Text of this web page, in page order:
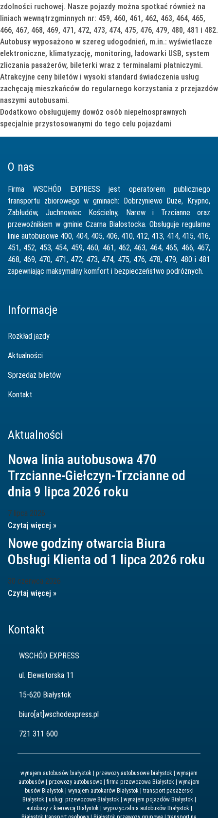
zdolności ruchowej. Nasze pojazdy można spotkać również na
liniach wewnątrzgminnych nr: 459, 460, 461, 462, 463, 464, 465,
466, 467, 468, 469, 471, 472, 473, 474, 475, 476, 479, 480, 481 i 482.
Autobusy wyposażono w szereg udogodnień, m.in.: wyświetlacze
elektroniczne, klimatyzację, monitoring, ładowarki USB, system
zliczania pasażerów, bileterki wraz z terminalami płatniczymi.
Atrakcyjne ceny biletów i wysoki standard świadczenia usług
zachęcają mieszkańców do regularnego korzystania z przejazdów
naszymi autobusami.
Dodatkowo obsługujemy dowóz osób niepełnosprawnych
specjalnie przystosowanymi do tego celu pojazdami
O nas
Firma WSCHÓD EXPRESS jest operatorem publicznego
transportu zbiorowego w gminach: Dobrzyniewo Duże, Krypno,
Zabłudów, Juchnowiec Kościelny, Narew i Trzcianne oraz
przewoźnikiem w gminie Czarna Białostocka. Obsługuje regularne
linie autobusowe 400, 404, 405, 406, 410, 412, 413, 414, 415, 416,
451, 452, 453, 454, 459, 460, 461, 462, 463, 464, 465, 466, 467,
468, 469, 470, 471, 472, 473, 474, 475, 476, 478, 479, 480 i 481
zapewniając maksymalny komfort i bezpieczeństwo podróżnych.
Informacje
Rozkład jazdy
Aktualności
Sprzedaż biletów
Kontakt
Aktualności
Nowa linia autobusowa 470
Trzcianne-Giełczyn-Trzcianne od
dnia 9 lipca 2026 roku
7 lipca 2026
Czytaj więcej »
Nowe godziny otwarcia Biura
Obsługi Klienta od 1 lipca 2026 roku
30 czerwca 2026
Czytaj więcej »
Kontakt
WSCHÓD EXPRESS
ul. Elewatorska 11
15-620 Białystok
biuro[at]wschodexpress.pl
721 311 600
wynajem autobusów białystok | przewozy autobusowe białystok | wynajem
autobusów | przewozy autobusowe | firma przewozowa Białystok | wynajem
busów Białystok | wynajem autokarów Białystok | transport pasażerski
Białystok | usługi przewozowe Białystok | wynajem pojazdów Białystok |
autobusy z kierowcą Białystok | wypożyczalnia autobusów Białystok |